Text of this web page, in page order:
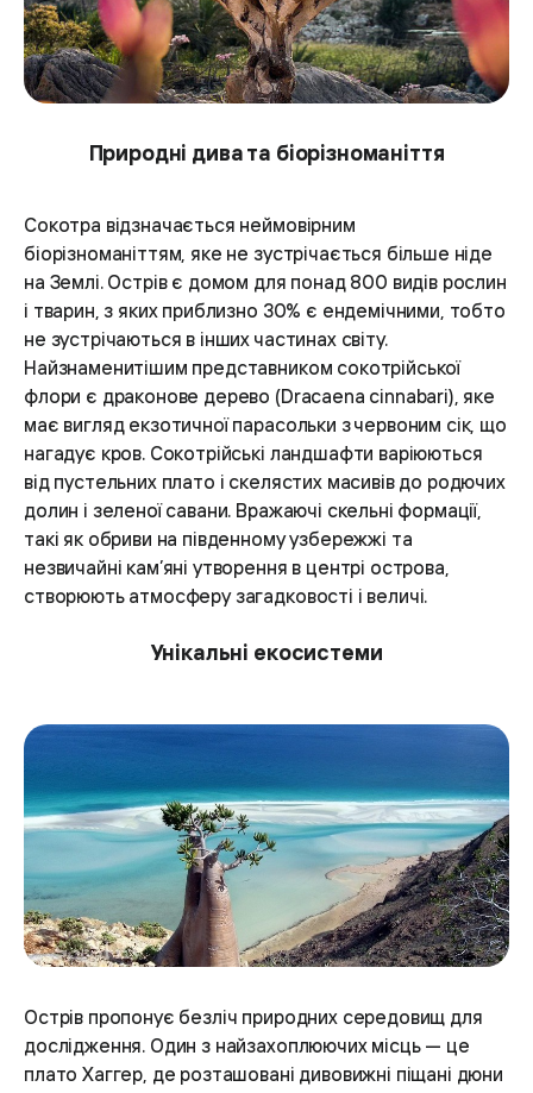
Природні дива та біорізноманіття
Сокотра відзначається неймовірним
біорізноманіттям, яке не зустрічається більше ніде
на Землі. Острів є домом для понад 800 видів рослин
і тварин, з яких приблизно 30% є ендемічними, тобто
не зустрічаються в інших частинах світу.
Найзнаменитішим представником сокотрійської
флори є драконове дерево (Dracaena cinnabari), яке
має вигляд екзотичної парасольки з червоним сік, що
нагадує кров. Сокотрійські ландшафти варіюються
від пустельних плато і скелястих масивів до родючих
долин і зеленої савани. Вражаючі скельні формації,
такі як обриви на південному узбережжі та
незвичайні кам’яні утворення в центрі острова,
створюють атмосферу загадковості і величі.
Унікальні екосистеми
Острів пропонує безліч природних середовищ для
дослідження. Один з найзахоплюючих місць — це
плато Хаггер, де розташовані дивовижні піщані дюни